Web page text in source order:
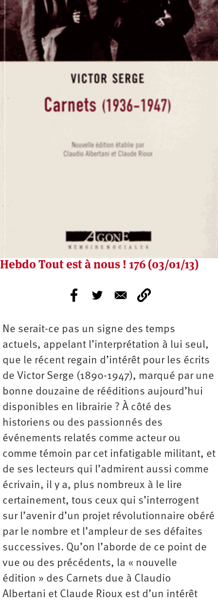
Hebdo Tout est à nous ! 176 (03/01/13)
Ne serait-ce pas un signe des temps
actuels, appelant l’interprétation à lui seul,
que le récent regain d’intérêt pour les écrits
de Victor Serge (1890-1947), marqué par une
bonne douzaine de rééditions aujourd’hui
disponibles en librairie ? À côté des
historiens ou des passionnés des
événements relatés comme acteur ou
comme témoin par cet infatigable militant, et
de ses lecteurs qui l’admirent aussi comme
écrivain, il y a, plus nombreux à le lire
certainement, tous ceux qui s’interrogent
sur l’avenir d’un projet révolutionnaire obéré
par le nombre et l’ampleur de ses défaites
successives. Qu’on l’aborde de ce point de
vue ou des précédents, la « nouvelle
édition » des Carnets due à Claudio
Albertani et Claude Rioux est d’un intérêt